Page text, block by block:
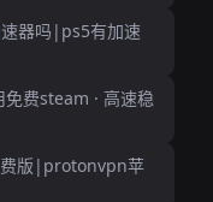
器吗|ps5有加速
费steam · 高速稳
版|protonvpn苹